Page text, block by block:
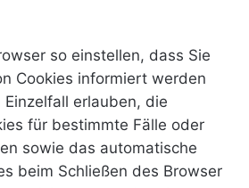
so einstellen, dass Sie
Cookies informiert werden
erlauben, die
für bestimmte Fälle oder
sowie das automatische
beim Schließen des Browser